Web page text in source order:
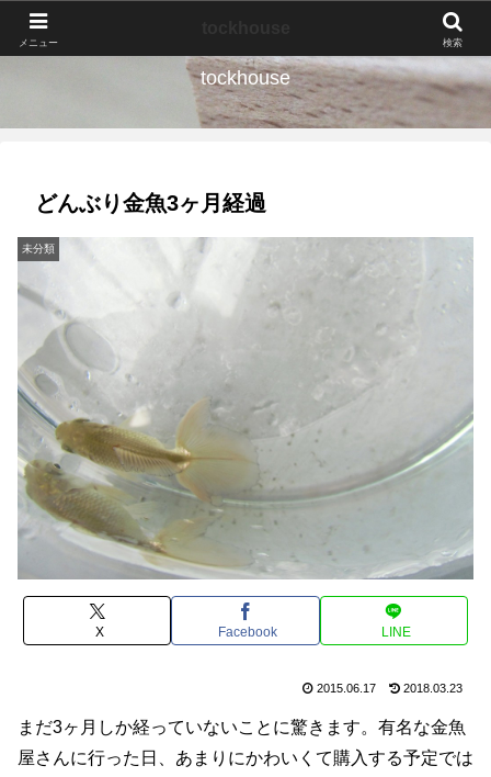
tockhouse
どんぶり金魚3ヶ月経過
未分類
X Facebook LINE
2015.06.17 2018.03.23
まだ3ヶ月しか経っていないことに驚きます。有名な金魚
屋さんに行った日、あまりにかわいくて購入する予定では
メニュー 検索